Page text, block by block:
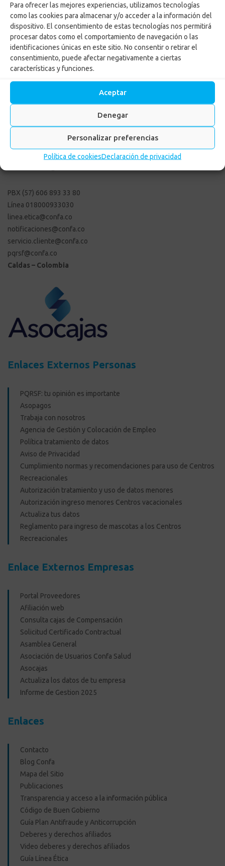
Para ofrecer las mejores experiencias, utilizamos tecnologías
como las cookies para almacenar y/o acceder a la información del
dispositivo. El consentimiento de estas tecnologías nos permitirá
procesar datos como el comportamiento de navegación o las
identificaciones únicas en este sitio. No consentir o retirar el
consentimiento, puede afectar negativamente a ciertas
características y funciones.
Aceptar
Denegar
Personalizar preferencias
Política de cookiesDeclaración de privacidad
in Corporativo,legal,Noticias,Subsidios
LEER MÁS
PBX (57) 606 893 33 80
Línea 018000933030
linea.etica@confa.co
notificaciones@confa.co
servicio.cliente@confa.co
pqrsf@confa.co
Caldas – Colombia
Enlaces Externos Personas
PQRSF: tu opinión es importante
Asopagos
Trabaja con nosotros
Agencia de Gestión y Colocación de Empleo
Política tratamiento de datos
Aviso de Privacidad
Cumplimiento normas y recomendaciones para uso de Centros
Recreacionales
Autorización tratamiento y uso de datos menores
Autorización ingreso menores Centros vacacionales
Actualiza tus datos
Reglamento para ingreso de mascotas a los Centros
Recreacionales
Enlace Externos Empresas
Portal Proveedores
Afiliación web
Consulta cajas de Compensación
Solicitud Certificado Contractual
Asamblea General
Asociación de Usuarios Confa Salud
Asocajas
Actualiza los datos de tu empresa
Informe de Gestion 2025
Enlaces
Contacto
Blog Confa
Mapa del Sitio
Publicaciones
Transparencia y acceso a la información pública
Código de Buen Gobierno
Guía Plan Antifraude y Anticorrupción
Deberes y derechos afiliados
Video deberes y derechos afiliados
Guía Línea Ética